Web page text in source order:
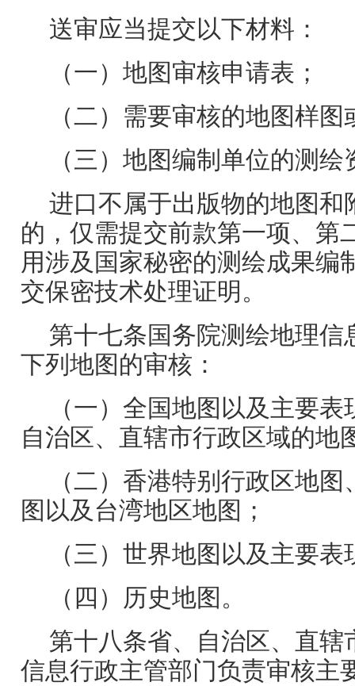
送审应当提交以下材料：
（一）地图审核申请表；
（二）需要审核的地图样
（三）地图编制单位的测
进口不属于出版物的地图和
的，仅需提交前款第一项、第
用涉及国家秘密的测绘成果编
交保密技术处理证明。
第十七条国务院测绘地理信
下列地图的审核：
（一）全国地图以及主要
自治区、直辖市行政区域的地
（二）香港特别行政区地
图以及台湾地区地图；
（三）世界地图以及主要
（四）历史地图。
第十八条省、自治区、直辖
信息行政主管部门负责审核主